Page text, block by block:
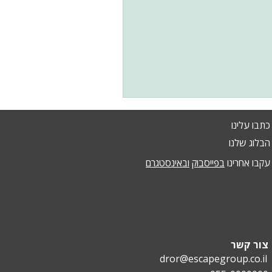
כתבו עלינו
הבלוג שלנו
עקבו אחרינו בפייסבוק ובאינסטגרם
צור קשר
dror@escapegroup.co.il